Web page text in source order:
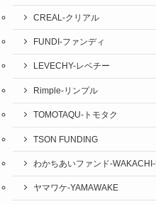
CREAL-クリアル
FUNDI-ファンディ
LEVECHY-レベチー
Rimple-リンプル
TOMOTAQU-トモタク
TSON FUNDING
わかちあいファンド-WAKACHI-I
ヤマワケ-YAMAWAKE